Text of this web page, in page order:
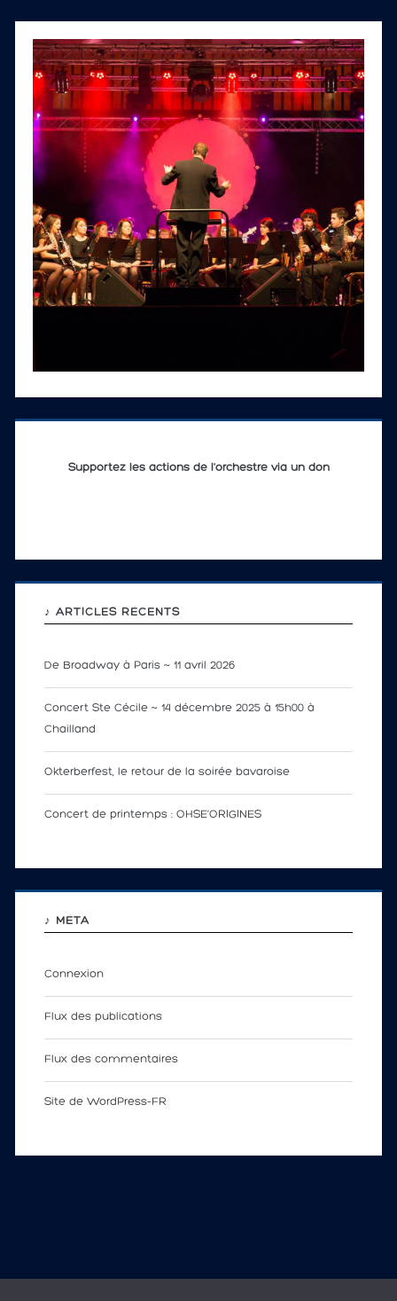
Supportez les actions de l'orchestre via un don
♪ ARTICLES RÉCENTS
De Broadway à Paris ~ 11 avril 2026
Concert Ste Cécile ~ 14 décembre 2025 à 15h00 à
Chailland
Okterberfest, le retour de la soirée bavaroise
Concert de printemps : OHSE’ORIGINES
♪ MÉTA
Connexion
Flux des publications
Flux des commentaires
Site de WordPress-FR